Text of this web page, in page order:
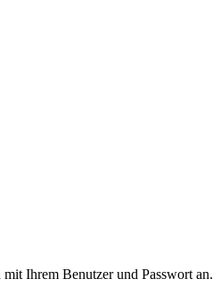
Ihrem Benutzer und Passwort an.